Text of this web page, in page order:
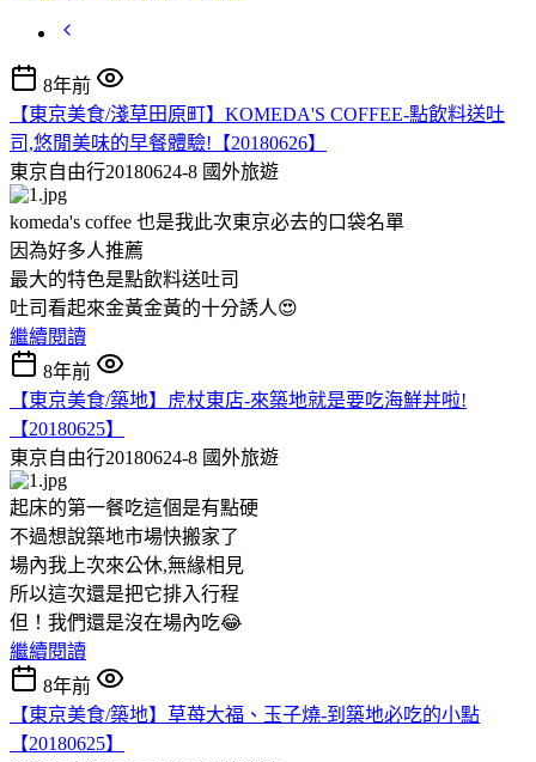
8年前
【東京美食/淺草田原町】KOMEDA'S COFFEE-點飲料送吐
司,悠閒美味的早餐體驗!【20180626】
東京自由行20180624-8 國外旅遊
komeda's coffee 也是我此次東京必去的口袋名單
因為好多人推薦
最大的特色是點飲料送吐司
吐司看起來金黃金黃的十分誘人😍
繼續閱讀
8年前
【東京美食/築地】虎杖東店-來築地就是要吃海鮮丼啦!
【20180625】
東京自由行20180624-8 國外旅遊
起床的第一餐吃這個是有點硬
不過想說築地市場快搬家了
場內我上次來公休,無緣相見
所以這次還是把它排入行程
但！我們還是沒在場內吃😂
繼續閱讀
8年前
【東京美食/築地】草苺大福、玉子燒-到築地必吃的小點
【20180625】